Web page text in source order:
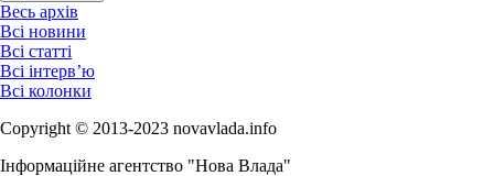
Весь архів
Всі новини
Всі статті
Всі інтерв’ю
Всі колонки
Copyright © 2013-2023 novavlada.info
Інформаційне агентство "Нова Влада"